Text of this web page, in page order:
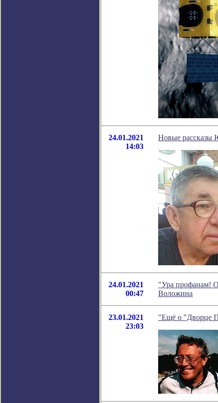
24.01.2021
14:03
Новые рассказы
24.01.2021
00:47
"Ура профанам!
Воложина
23.01.2021
23:03
"Ещё о "Дворце